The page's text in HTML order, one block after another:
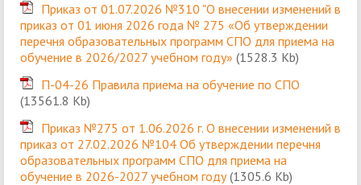
Приказ от 01.07.2026 №310 "О внесении изменений в
приказ от 01 июня 2026 года № 275 «Об утверждении
перечня образовательных программ СПО для приема на
обучение в 2026/2027 учебном году» (1528.3 Kb)
П-04-26 Правила приема на обучение по СПО
(13561.8 Kb)
Приказ №275 от 1.06.2026 г. О внесении изменений в
приказ от 27.02.2026 №104 Об утверждении перечня
образовательных программ СПО для приема на
обучение в 2026-2027 учебном году (1305.6 Kb)